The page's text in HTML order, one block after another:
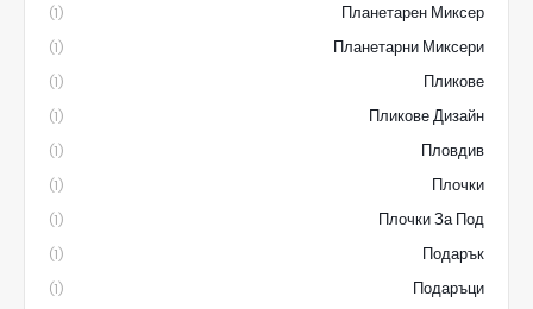
Планетарен Миксер
(1)
Планетарни Миксери
(1)
Пликове
(1)
Пликове Дизайн
(1)
Пловдив
(1)
Плочки
(1)
Плочки За Под
(1)
Подарък
(1)
Подаръци
(1)